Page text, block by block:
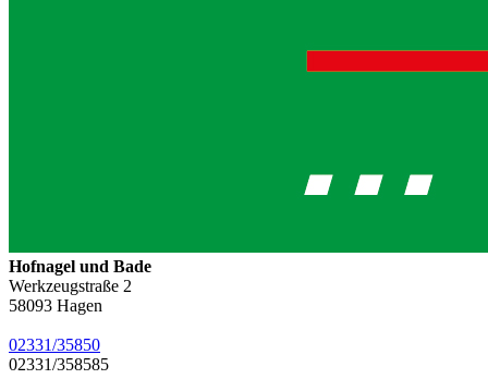
Hofnagel und Bade
Werkzeugstraße 2
58093 Hagen
02331/35850
02331/358585